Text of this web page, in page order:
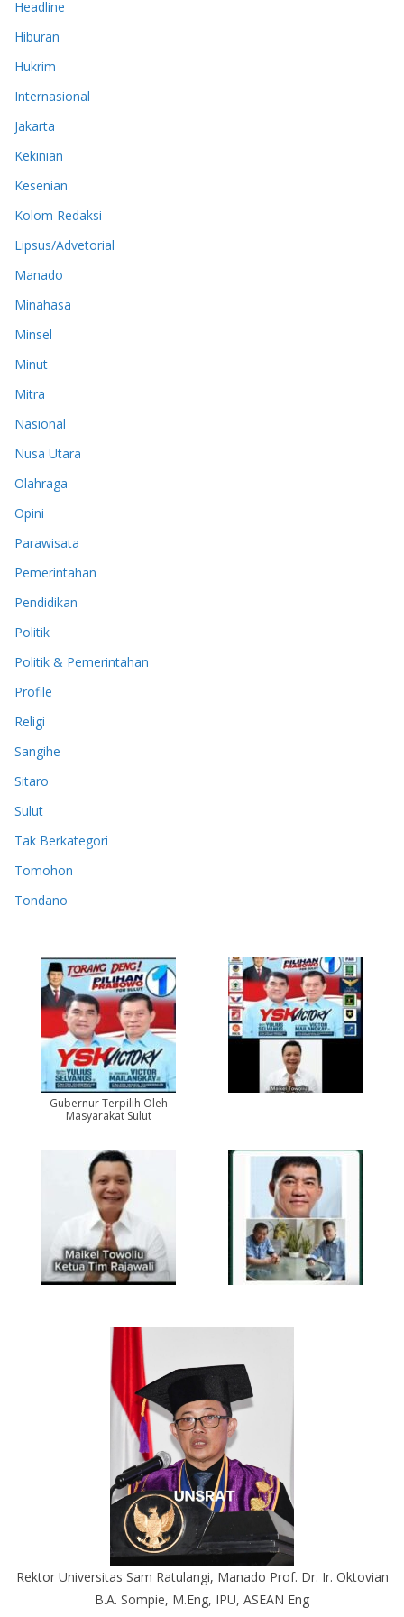
Headline
Hiburan
Hukrim
Internasional
Jakarta
Kekinian
Kesenian
Kolom Redaksi
Lipsus/Advetorial
Manado
Minahasa
Minsel
Minut
Mitra
Nasional
Nusa Utara
Olahraga
Opini
Parawisata
Pemerintahan
Pendidikan
Politik
Politik & Pemerintahan
Profile
Religi
Sangihe
Sitaro
Sulut
Tak Berkategori
Tomohon
Tondano
Gubernur Terpilih Oleh
Masyarakat Sulut
Rektor Universitas Sam Ratulangi, Manado Prof. Dr. Ir. Oktovian
B.A. Sompie, M.Eng, IPU, ASEAN Eng